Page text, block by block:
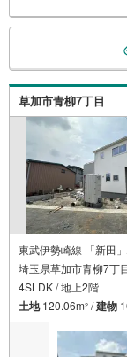
検
索
条
受
け
取
る
・
条
草加市青柳7丁目
東武伊勢崎線 「新田
埼玉県草加市青柳7丁
4SLDK / 地上2階
土地120.06m2 /建物